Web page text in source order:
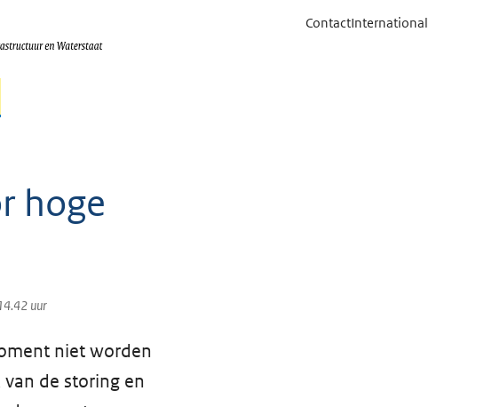
ContactInternational
hoge
uur
niet worden
de storing en